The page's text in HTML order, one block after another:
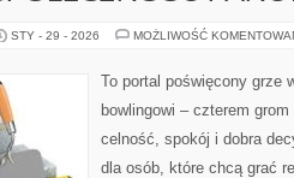
STY - 29 - 2026 MOŻLIWOŚĆ
To portal poświęcony grze
bowlingowi – czterem
celność, spokój i dobra
dla osób, które chcą grać